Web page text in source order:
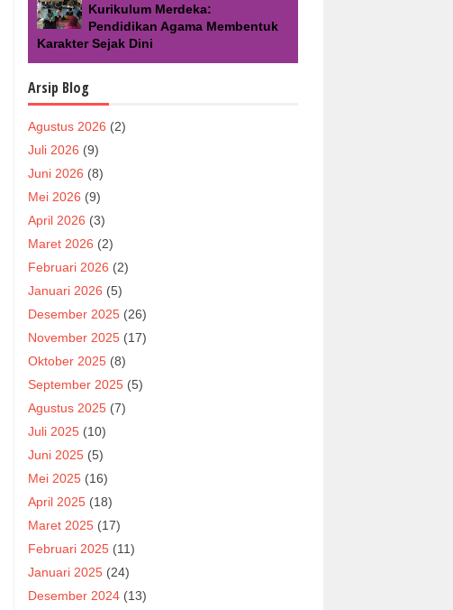
Kurikulum Merdeka:
Pendidikan Agama Membentuk
Karakter Sejak Dini
Arsip Blog
Agustus 2026 (2)
Juli 2026 (9)
Juni 2026 (8)
Mei 2026 (9)
April 2026 (3)
Maret 2026 (2)
Februari 2026 (2)
Januari 2026 (5)
Desember 2025 (26)
November 2025 (17)
Oktober 2025 (8)
September 2025 (5)
Agustus 2025 (7)
Juli 2025 (10)
Juni 2025 (5)
Mei 2025 (16)
April 2025 (18)
Maret 2025 (17)
Februari 2025 (11)
Januari 2025 (24)
Desember 2024 (13)